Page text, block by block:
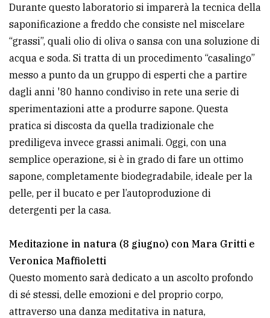
Durante questo laboratorio si imparerà la tecnica della
saponificazione a freddo che consiste nel miscelare
“grassi”, quali olio di oliva o sansa con una soluzione di
acqua e soda. Si tratta di un procedimento “casalingo”
messo a punto da un gruppo di esperti che a partire
dagli anni '80 hanno condiviso in rete una serie di
sperimentazioni atte a produrre sapone. Questa
pratica si discosta da quella tradizionale che
prediligeva invece grassi animali. Oggi, con una
semplice operazione, si è in grado di fare un ottimo
sapone, completamente biodegradabile, ideale per la
pelle, per il bucato e per l’autoproduzione di
detergenti per la casa.
Meditazione in natura (8 giugno) con Mara Gritti e
Veronica Maffioletti
Questo momento sarà dedicato a un ascolto profondo
di sé stessi, delle emozioni e del proprio corpo,
attraverso una danza meditativa in natura,